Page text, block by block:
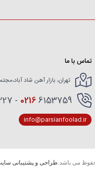
تماس با ما
تهران، بازار آهن شاد
02166153759 - 02166154227- 02166154412
info@parsianfoolad.ir
می باشد.طراحی و پشتیبانی